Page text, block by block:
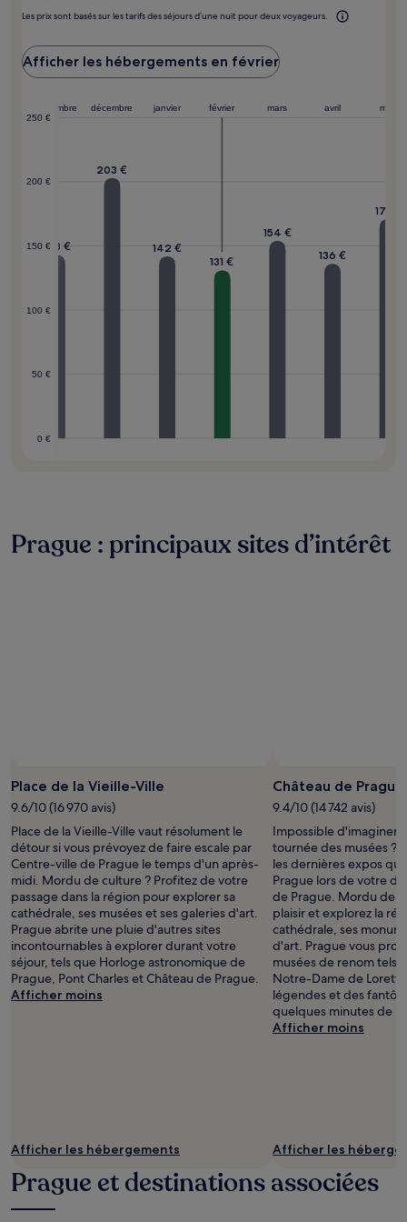
Les prix sont basés sur les tarifs des séjours d’une nuit pour deux voyageurs.
Afficher les hébergements en février
0 €
50 €
100 €
150 €
200 €
250 €
novembre décembre janvier février mars avril mai
143 €
203 €
142 €
131 €
154 €
136 €
171 €
Prague : principaux sites d’intérêt
Place de la Vieille-Ville
9.6/10 (16 970 avis)
Place de la Vieille-Ville vaut résolument le
détour si vous prévoyez de faire escale par
Centre-ville de Prague le temps d'un après-
midi. Mordu de culture ? Profitez de votre
passage dans la région pour explorer sa
cathédrale, ses musées et ses galeries d'art.
Prague abrite une pluie d'autres sites
incontournables à explorer durant votre
séjour, tels que Horloge astronomique de
Prague, Pont Charles et Château de Prague.
Afficher moins
Afficher les hébergements
Château de Prague
9.4/10 (14 742 avis)
Impossible d'imaginer
tournée des musées ?
les dernières expos
Prague lors de votre
de Prague. Mordu de
plaisir et explorez la
cathédrale, ses
d'art. Prague vous
musées de renom tels
Notre-Dame de
légendes et des
quelques minutes de
Afficher moins
Afficher les
Prague et destinations associées